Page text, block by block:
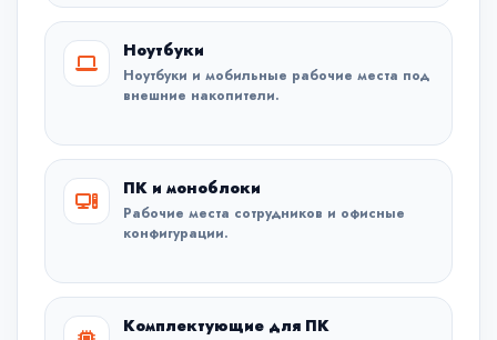
Ноутбуки
Ноутбуки и мобильные рабочие места под
внешние накопители.
ПК и моноблоки
Рабочие места сотрудников и офисные
конфигурации.
Комплектующие для ПК